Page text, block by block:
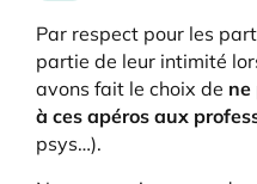
Par respect pour les
partie de leur intimité
avons fait le choix de ne
à ces apéros aux
psys…).